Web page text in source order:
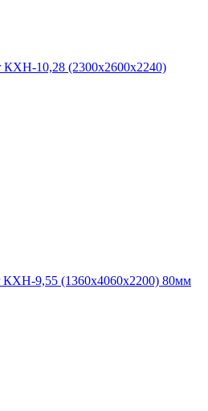
КХН-10,28 (2300х2600х2240)
КХН-9,55 (1360х4060х2200) 80мм